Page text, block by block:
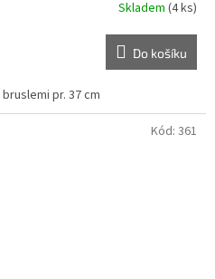
M
A
Skladem (4 ks)
Do košíku
pr. 37 cm
Kód: 361